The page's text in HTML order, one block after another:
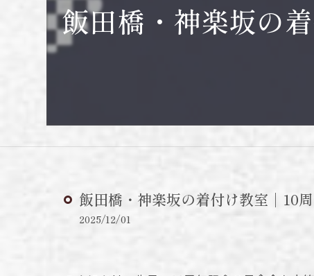
飯田橋・神楽坂の
飯田橋・神楽坂の着付け教室｜10
2025/12/01